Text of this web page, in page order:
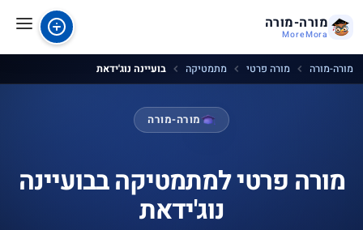
מורה-מורה
MoreMora
מורה-מורה מורה פרטי מתמטיקה בועיינה נוג'ידאת
מורה-מורה
מורה פרטי למתמטיקה בבועיינה
נוג'ידאת